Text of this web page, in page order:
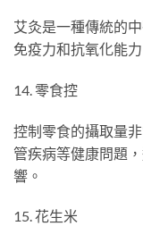
艾灸是一種傳統的
免疫力和抗氧化能
14. 零食控
控制零食的攝取量
管疾病等健康問題
響。
15. 花生米